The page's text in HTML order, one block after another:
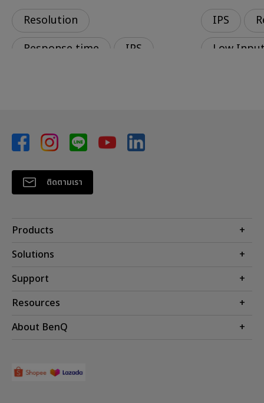
Resolution
Response time
IPS
IPS
Low
ติดตามเรา
Products
โปรเจคเตอร์
โคมไฟ
Solutions
BenQ AQCOLOR Technology
สำหรับภาคธุรกิจ
Support
ติดต่อเรา
ศูนย์บริการ
Resources
คำนวณระยะทางฉายโปรเจคเตอร์
About BenQ
ข่าวสาร